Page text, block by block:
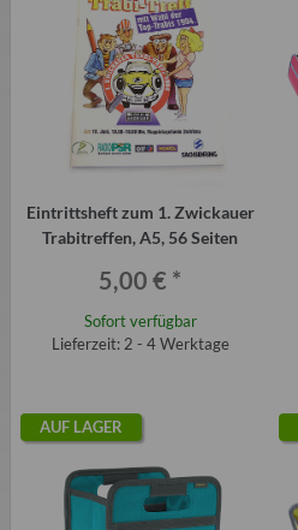
Eintrittsheft zum 1. Zwickauer
Trabitreffen, A5, 56 Seiten
5,00 € *
Sofort verfügbar
Lieferzeit: 2 - 4 Werktage
AUF LAGER